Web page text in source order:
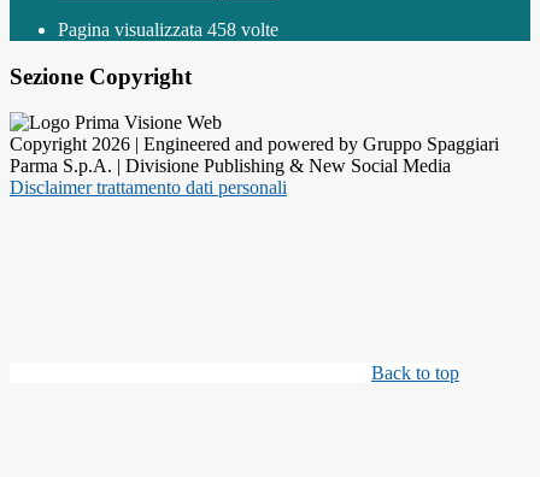
Pagina visualizzata 458 volte
Sezione Copyright
Copyright 2026 | Engineered and powered by Gruppo Spaggiari
Parma S.p.A. | Divisione Publishing & New Social Media
Disclaimer trattamento dati personali
Back to top